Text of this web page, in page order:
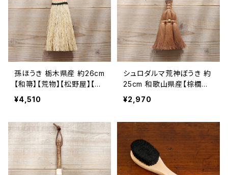
孫ほうき 栃木県産 約26cm
【和箒】【荒物】【松野屋】【民
藝品】【父の日 お誕生日】
¥4,510
シュロダルマ荒神ぼうき 約
25cm 和歌山県産【棕櫚箒】
【卓上ほうき】【掃除道具】
【荒物】【松野屋】【父の日 お
¥2,970